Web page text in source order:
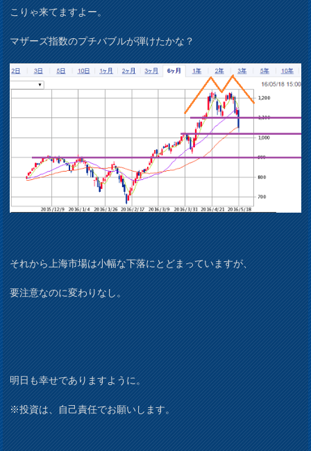
こりゃ来てますよー。
マザーズ指数のプチバブルが弾けたかな？
それから上海市場は小幅な下落にとどまっていますが、
要注意なのに変わりなし。
明日も幸せでありますように。
※投資は、自己責任でお願いします。